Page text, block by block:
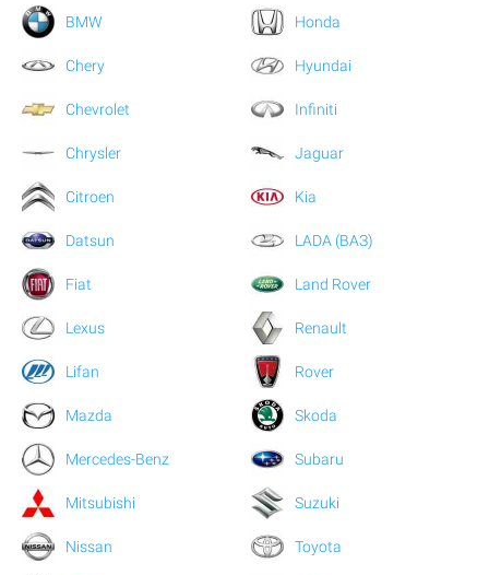
BMW
Chery
Chevrolet
Chrysler
Citroen
Datsun
Fiat
Honda
Hyundai
Infiniti
Jaguar
Kia
LADA (ВАЗ)
Land Rover
Lexus
Lifan
Mazda
Mercedes-Benz
Mitsubishi
Nissan
Renault
Rover
Skoda
Subaru
Suzuki
Toyota